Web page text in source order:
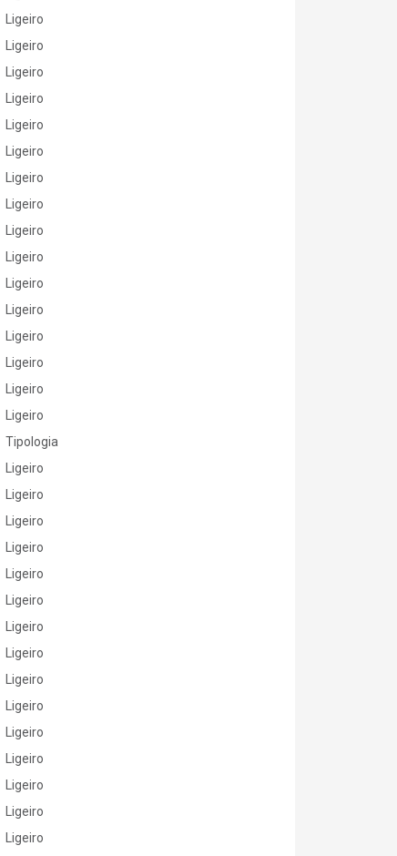
Ligeiro
Ligeiro
Ligeiro
Ligeiro
Ligeiro
Ligeiro
Ligeiro
Ligeiro
Ligeiro
Ligeiro
Ligeiro
Ligeiro
Ligeiro
Ligeiro
Ligeiro
Ligeiro
Tipologia
Ligeiro
Ligeiro
Ligeiro
Ligeiro
Ligeiro
Ligeiro
Ligeiro
Ligeiro
Ligeiro
Ligeiro
Ligeiro
Ligeiro
Ligeiro
Ligeiro
Ligeiro